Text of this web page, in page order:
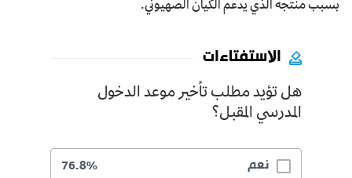
بسبب منتجه الذي يدعم الكيان الصهيوني.
الاستفتاءات
هل تؤيد مطلب تأخير موعد الدخول
المدرسي المقبل؟
نعم 76.8%